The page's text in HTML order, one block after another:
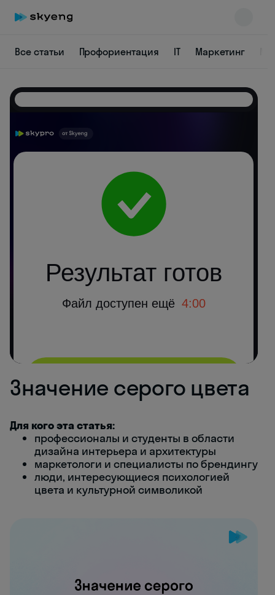
Все статьи Профориентация IT Маркетинг
Значение серого цвета
Для кого эта статья:
профессионалы и студенты в области
дизайна интерьера и архитектуры
маркетологи и специалисты по брендингу
люди, интересующиеся психологией
цвета и культурной символикой